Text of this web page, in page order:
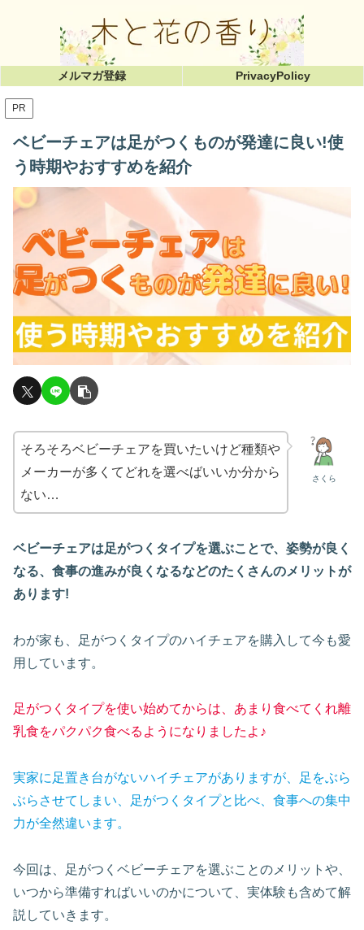
メルマガ登録 PrivacyPolicy
PR
ベビーチェアは足がつくものが発達に良い!使
う時期やおすすめを紹介
さくら
そろそろベビーチェアを買いたいけど種類や
メーカーが多くてどれを選べばいいか分から
ない…
ベビーチェアは足がつくタイプを選ぶことで、姿勢が良く
なる、食事の進みが良くなるなどのたくさんのメリットが
あります!
わが家も、足がつくタイプのハイチェアを購入して今も愛
用しています。
足がつくタイプを使い始めてからは、あまり食べてくれ離
乳食をパクパク食べるようになりましたよ♪
実家に足置き台がないハイチェアがありますが、足をぶら
ぶらさせてしまい、足がつくタイプと比べ、食事への集中
力が全然違います。
今回は、足がつくベビーチェアを選ぶことのメリットや、
いつから準備すればいいのかについて、実体験も含めて解
説していきます。